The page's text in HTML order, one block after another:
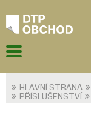
HLAVNÍ STRANA
PŘÍSLUŠENSTVÍ